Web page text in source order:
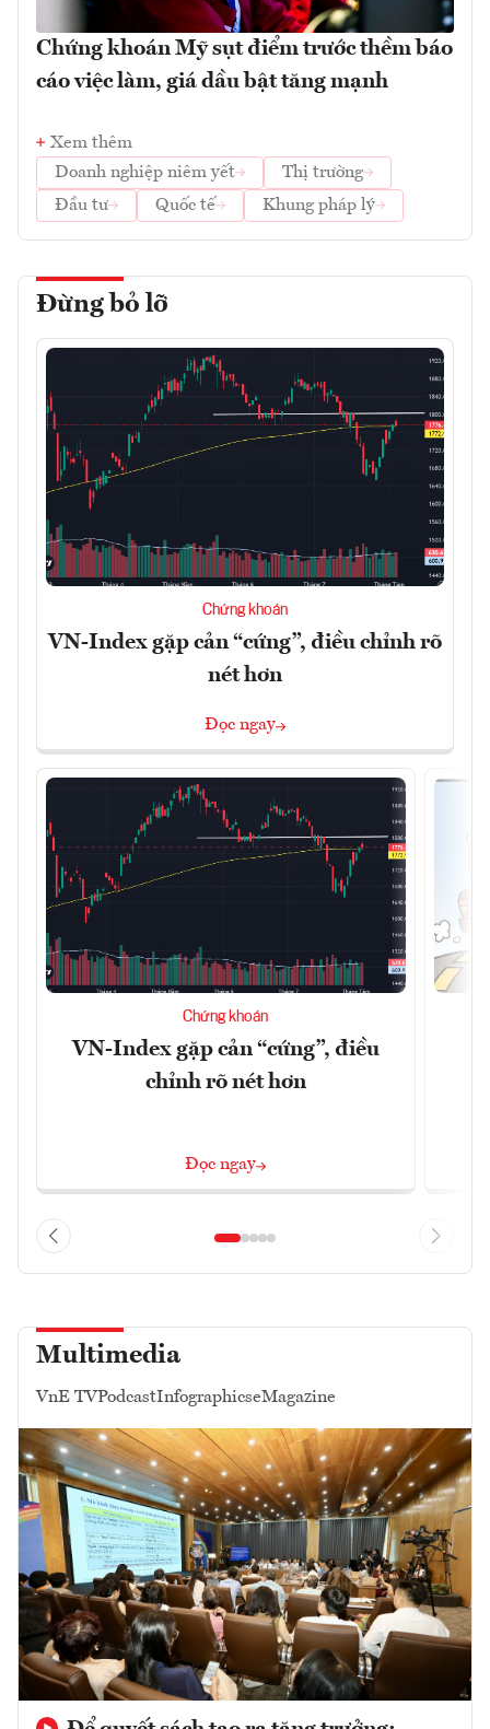
Chứng khoán Mỹ sụt điểm trước thềm báo
cáo việc làm, giá dầu bật tăng mạnh
Xem thêm
Doanh nghiệp niêm yết
Thị trường
Đầu tư
Quốc tế Khung pháp lý
Đừng bỏ lỡ
Chứng khoán
VN-Index gặp cản “cứng”, điều chỉnh rõ
nét hơn
Đọc ngay
Chứng khoán
VN-Index gặp cản “cứng”, điều
chỉnh rõ nét hơn
Đọc ngay
Multimedia
VnE TVPodcastInfographicseMagazine